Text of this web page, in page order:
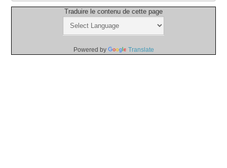
Traduire le contenu de cette page
Powered by Translate